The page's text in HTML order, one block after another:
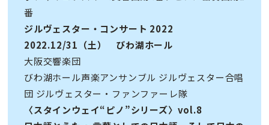
番
ジルヴェスター・コンサート 2022
2022.12/31（土） びわ湖ホール
大阪交響楽団
びわ湖ホール声楽アンサンブル ジルヴェスター合唱
団 ジルヴェスター・ファンファーレ隊
〈スタインウェイ“ピノ”シリーズ〉vol.8